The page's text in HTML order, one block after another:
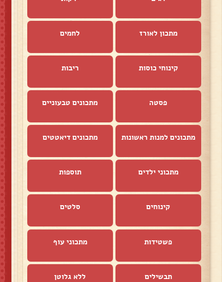
מתכון לאורז לחמים
קינוחי כוסות ריבות
פסטה מתכונים טבעוניים
מתכונים למנות ראשונות מתכונים דיאטטים
מתכוני ילדים תוספות
קינוחים סלטים
פשטידות מתכוני עוף
תבשילים ללא גלוטן